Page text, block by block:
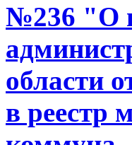
№236 "О
области
в реестр